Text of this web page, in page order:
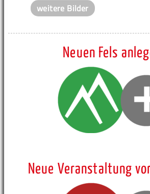
weitere Bilder
Neuen Fels
Neue Veranstaltung